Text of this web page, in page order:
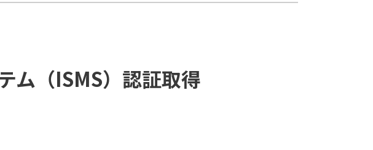
ム（ISMS）認証取得